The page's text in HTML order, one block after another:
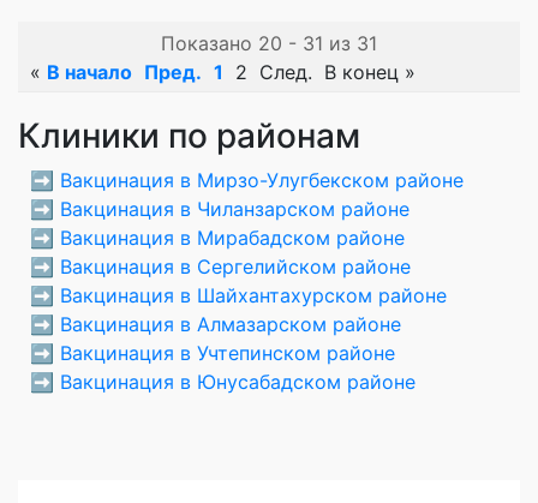
Показано 20 - 31 из 31
« В начало Пред. 1 2 След. В конец »
Клиники по районам
➡️ Вакцинация в Мирзо-Улугбекском районе
➡️ Вакцинация в Чиланзарском районе
➡️ Вакцинация в Мирабадском районе
➡️ Вакцинация в Сергелийском районе
➡️ Вакцинация в Шайхантахурском районе
➡️ Вакцинация в Алмазарском районе
➡️ Вакцинация в Учтепинском районе
➡️ Вакцинация в Юнусабадском районе